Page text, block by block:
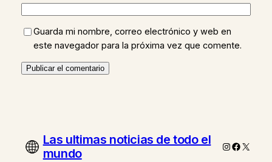
Guarda mi nombre, correo electrónico y web en
este navegador para la próxima vez que comente.
Las ultimas noticias de todo el
mundo
Instagram
X